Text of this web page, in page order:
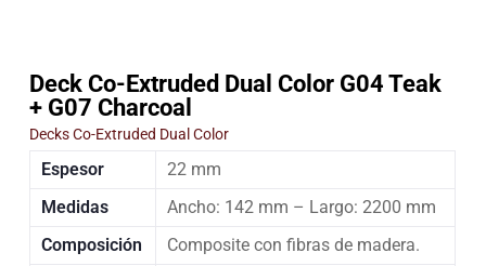
Deck Co-Extruded Dual Color G04 Teak
+ G07 Charcoal
Decks Co-Extruded Dual Color
Espesor
22 mm
Medidas
Ancho: 142 mm – Largo: 2200 mm
Composición
Composite con fibras de madera.